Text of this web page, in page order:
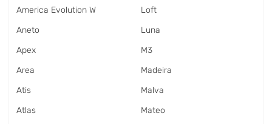
America Evolution W
Aneto
Apex
Area
Atis
Atlas
Loft
Luna
M3
Madeira
Malva
Mateo